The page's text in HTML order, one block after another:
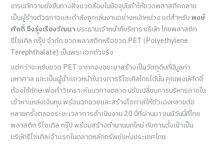
เทรนด์ความยั่งยืนทางสิ่งแวดล้อมในปัจจุบันทำให้ขวดพลาสติกกลาย
เป็นผู้ร้ายตัวฉกาจและกำลังถูกเล่นงานอย่างหนักหน่วง แต่สำหรับ พงษ์
ศักดิ์ จึงรุ่งเรืองวัฒนา ประธานเจ้าหน้าที่บริหาร บริษัท ไทยพลาสติก
รีไซเคิล กรุ๊ป จำกัด ขวดพลาสติกหรือขวด PET (Polyethylene
Terephthalate) เป็นพระเอกตัวจริง
แต่กว่าจะหยิบขวด PET จากกองขยะมาสร้างเป็นวัตถุดิบที่มีมูลค่า
มหาศาล และเป็นผู้นำแถวหน้าในวงการรีไซเคิลไทยได้นั้น คุณพงษ์ศักดิ์
ต้องใช้ทักษะพ่อค้าวิเคราะห์แนวทางตลาด ปรับเปลี่ยนการบริหารภายใน
เข้าหาแหล่งเงินทุน พร้อมฉกฉวยและสร้างโอกาสให้ตัวเองหลายต่อ
หลายครั้งตลอดระยะเวลาการดำเนินงาน 20 ปีที่ผ่านมา จนมีวันนี้ที่ไทย
พลาสติก รีไซเคิล กรุ๊ป พร้อมสร้างตำนานบทใหม่ กับการตั้งเป้าเป็น
บริษัทรีไซเคิลเจ้าแรกในตลาดหลักทรัพย์แห่งประเทศไทย